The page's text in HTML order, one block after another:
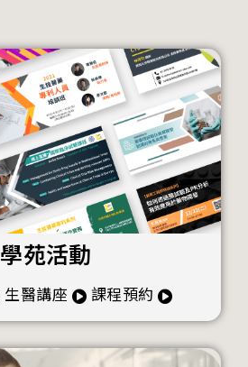
學苑活動
生醫講座 課程預約